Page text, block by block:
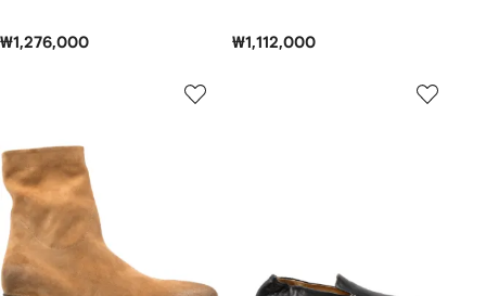
₩1,276,000 ₩1,112,000